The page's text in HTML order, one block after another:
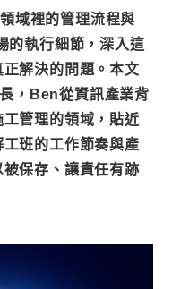
域裡的管理流程與
的執行細節，深入這
解決的問題。本文
，Ben從資訊產業背
管理的領域，貼近
班的工作節奏與產
保存、讓責任有跡